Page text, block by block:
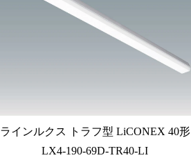
ラインルクス トラフ型 LiCONEX 40形
LX4-190-69D-TR40-LI